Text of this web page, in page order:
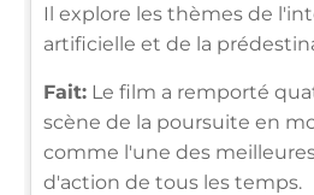
Il explore les thèmes de
artificielle et de la
Fait: Le film a remporté
scène de la poursuite en
comme l'une des
d'action de tous les temps.